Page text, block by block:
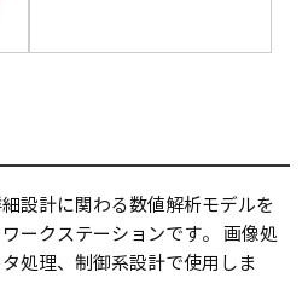
設計に関わる数値解析モデルを
ークステーションです。 画像処
処理、制御系設計で使用しま